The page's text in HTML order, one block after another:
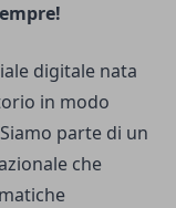
digitale nata
in modo
parte di un
che